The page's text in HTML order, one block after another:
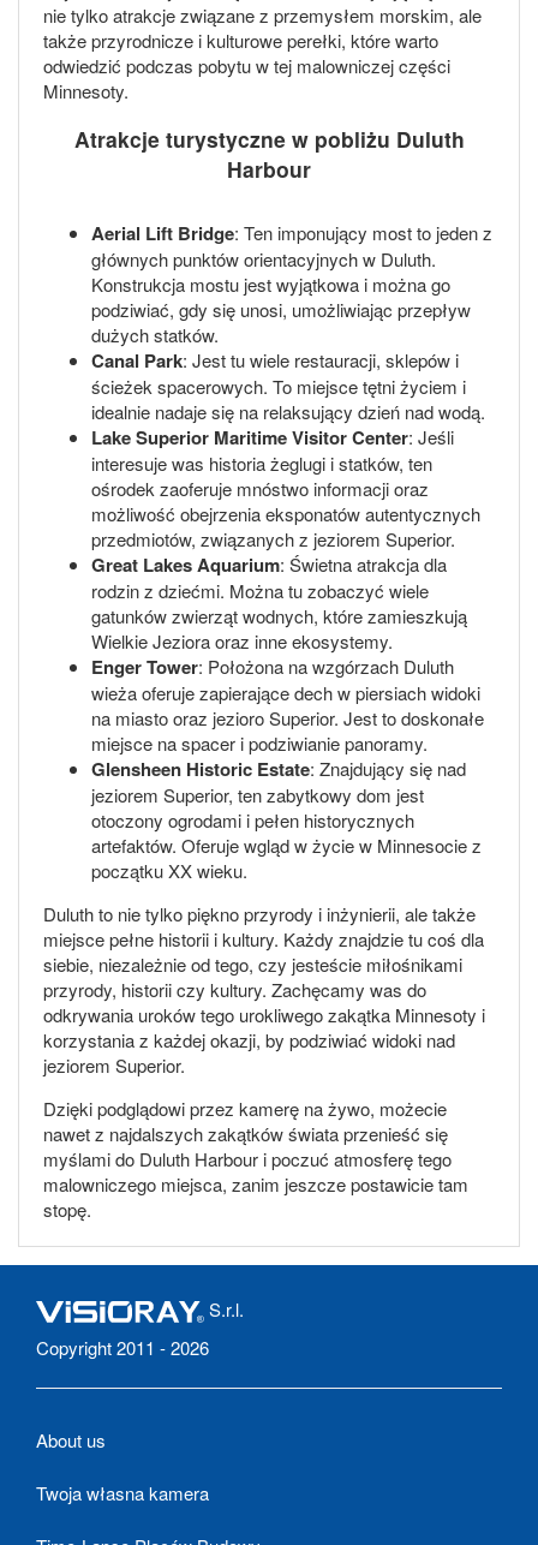
nie tylko atrakcje związane z przemysłem morskim, ale
także przyrodnicze i kulturowe perełki, które warto
odwiedzić podczas pobytu w tej malowniczej części
Minnesoty.
Atrakcje turystyczne w pobliżu Duluth
Harbour
Aerial Lift Bridge: Ten imponujący most to jeden z
głównych punktów orientacyjnych w Duluth.
Konstrukcja mostu jest wyjątkowa i można go
podziwiać, gdy się unosi, umożliwiając przepływ
dużych statków.
Canal Park: Jest tu wiele restauracji, sklepów i
ścieżek spacerowych. To miejsce tętni życiem i
idealnie nadaje się na relaksujący dzień nad wodą.
Lake Superior Maritime Visitor Center: Jeśli
interesuje was historia żeglugi i statków, ten
ośrodek zaoferuje mnóstwo informacji oraz
możliwość obejrzenia eksponatów autentycznych
przedmiotów, związanych z jeziorem Superior.
Great Lakes Aquarium: Świetna atrakcja dla
rodzin z dziećmi. Można tu zobaczyć wiele
gatunków zwierząt wodnych, które zamieszkują
Wielkie Jeziora oraz inne ekosystemy.
Enger Tower: Położona na wzgórzach Duluth
wieża oferuje zapierające dech w piersiach widoki
na miasto oraz jezioro Superior. Jest to doskonałe
miejsce na spacer i podziwianie panoramy.
Glensheen Historic Estate: Znajdujący się nad
jeziorem Superior, ten zabytkowy dom jest
otoczony ogrodami i pełen historycznych
artefaktów. Oferuje wgląd w życie w Minnesocie z
początku XX wieku.
Duluth to nie tylko piękno przyrody i inżynierii, ale także
miejsce pełne historii i kultury. Każdy znajdzie tu coś dla
siebie, niezależnie od tego, czy jesteście miłośnikami
przyrody, historii czy kultury. Zachęcamy was do
odkrywania uroków tego urokliwego zakątka Minnesoty i
korzystania z każdej okazji, by podziwiać widoki nad
jeziorem Superior.
Dzięki podglądowi przez kamerę na żywo, możecie
nawet z najdalszych zakątków świata przenieść się
myślami do Duluth Harbour i poczuć atmosferę tego
malowniczego miejsca, zanim jeszcze postawicie tam
stopę.
S.r.l.
Copyright 2011 - 2026
About us
Twoja własna kamera